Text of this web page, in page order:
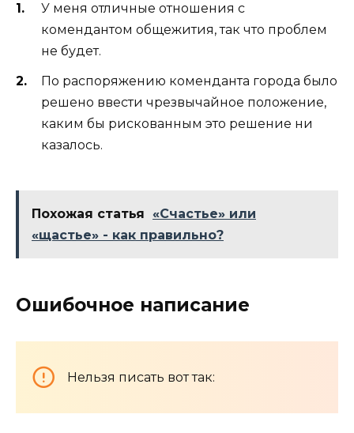
У меня отличные отношения с
комендантом общежития, так что проблем
не будет.
По распоряжению коменданта города было
решено ввести чрезвычайное положение,
каким бы рискованным это решение ни
казалось.
Похожая статья
«Счастье» или
«щастье» - как правильно?
Ошибочное написание
Нельзя писать вот так: